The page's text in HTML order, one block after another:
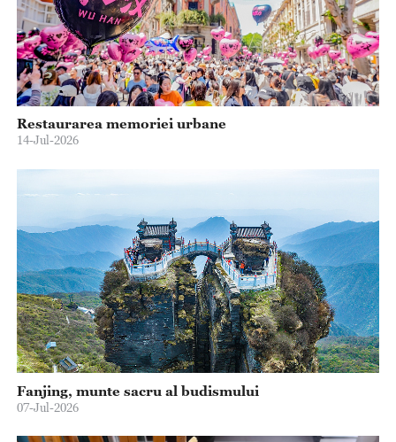
Restaurarea memoriei urbane
14-Jul-2026
Fanjing, munte sacru al budismului
07-Jul-2026